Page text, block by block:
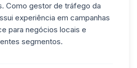
Como gestor de tráfego da
experiência em campanhas
para negócios locais e
segmentos.